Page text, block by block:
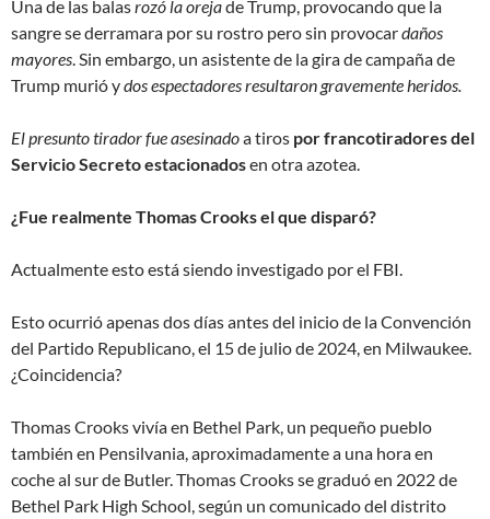
Una de las balasrozó la orejade Trump, provocando que la
sangre se derramara por su rostro pero sin provocardaños
mayores. Sin embargo, un asistente de la gira de campaña de
Trump murió ydos espectadores resultaron gravemente heridos.
El presunto tirador fue asesinadoa tiros por francotiradores del
Servicio Secreto estacionadosen otra azotea.
¿Fue realmente Thomas Crooks el que disparó?
Actualmente esto está siendo investigado por el FBI.
Esto ocurrió apenas dos días antes del inicio de la Convención
del Partido Republicano, el 15 de julio de 2024, en Milwaukee.
¿Coincidencia?
Thomas Crooks vivía en Bethel Park, un pequeño pueblo
también en Pensilvania, aproximadamente a una hora en
coche al sur de Butler. Thomas Crooks se graduó en 2022 de
Bethel Park High School, según un comunicado del distrito